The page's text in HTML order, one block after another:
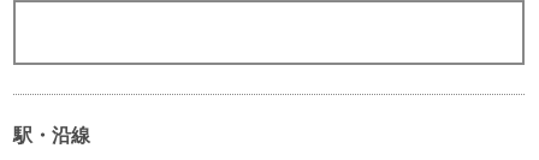
駅・沿線